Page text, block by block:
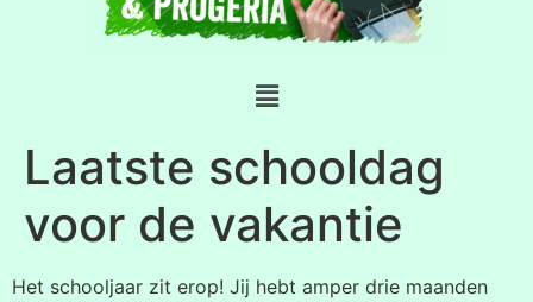
Laatste schooldag
voor de vakantie
Het schooljaar zit erop! Jij hebt amper drie maanden